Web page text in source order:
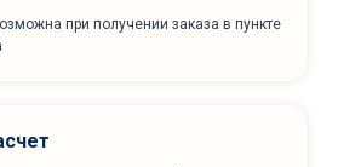
при получении заказа в пункте